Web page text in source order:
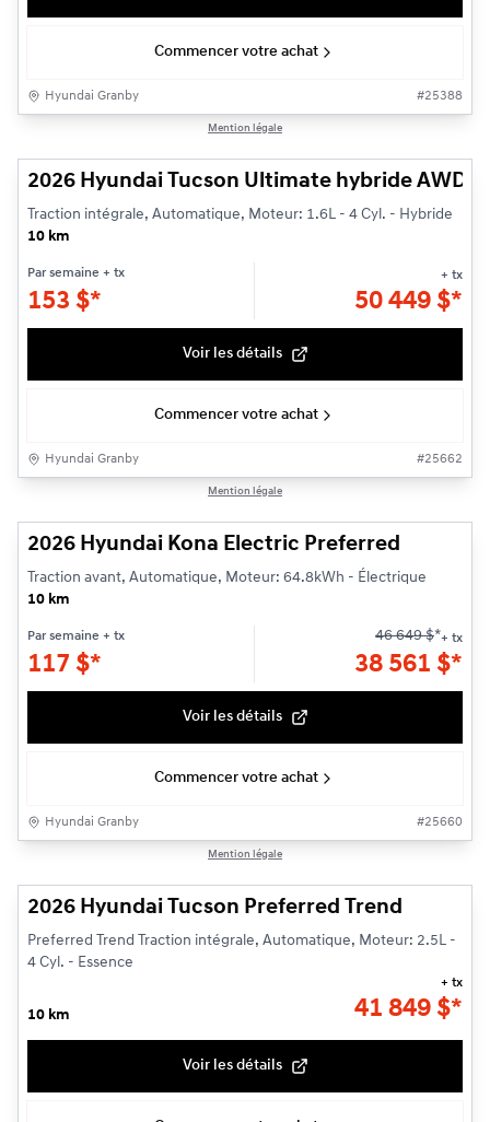
Commencer votre achat
Hyundai Granby #25388
Mention légale
2026 Hyundai Tucson Ultimate hybride AWD
Traction intégrale, Automatique, Moteur: 1.6L - 4 Cyl. - Hybride
10 km
Par semaine + tx
153 $*
+ tx
50 449 $*
Voir les détails
Commencer votre achat
Hyundai Granby #25662
Mention légale
2026 Hyundai Kona Electric Preferred
Traction avant, Automatique, Moteur: 64.8kWh - Électrique
10 km
Par semaine + tx
117 $*
46 649$*+ tx
38 561 $*
Voir les détails
Commencer votre achat
Hyundai Granby #25660
Mention légale
2026 Hyundai Tucson Preferred Trend
Preferred Trend Traction intégrale, Automatique, Moteur: 2.5L -
4 Cyl. - Essence
10 km 41 849 $*
+ tx
Voir les détails